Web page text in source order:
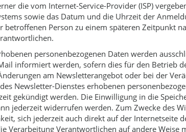
die vom Internet-Service-Provider (ISP)
sowie das Datum und die Uhrzeit der
betroffenen Person zu einem späteren Zeitpunkt
personenbezogenen Daten werden
informiert werden, sofern dies für den Betrieb
am Newsletterangebot oder bei der
Newsletter-Dienstes erhobenen
gekündigt werden. Die Einwilligung in die
jederzeit widerrufen werden. Zum Zwecke des
sich jederzeit auch direkt auf der Internetseite
Verarbeitung Verantwortlichen auf andere Weise